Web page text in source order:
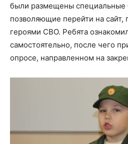
были размещены специальные
позволяющие перейти на сайт,
героями СВО. Ребята
самостоятельно, после чего
опросе, направленном на